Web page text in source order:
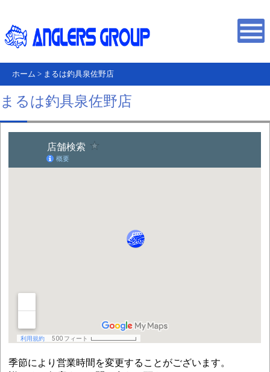
ホーム > まるは釣具泉佐野店
まるは釣具泉佐野店
季節により営業時間を変更することがございます。